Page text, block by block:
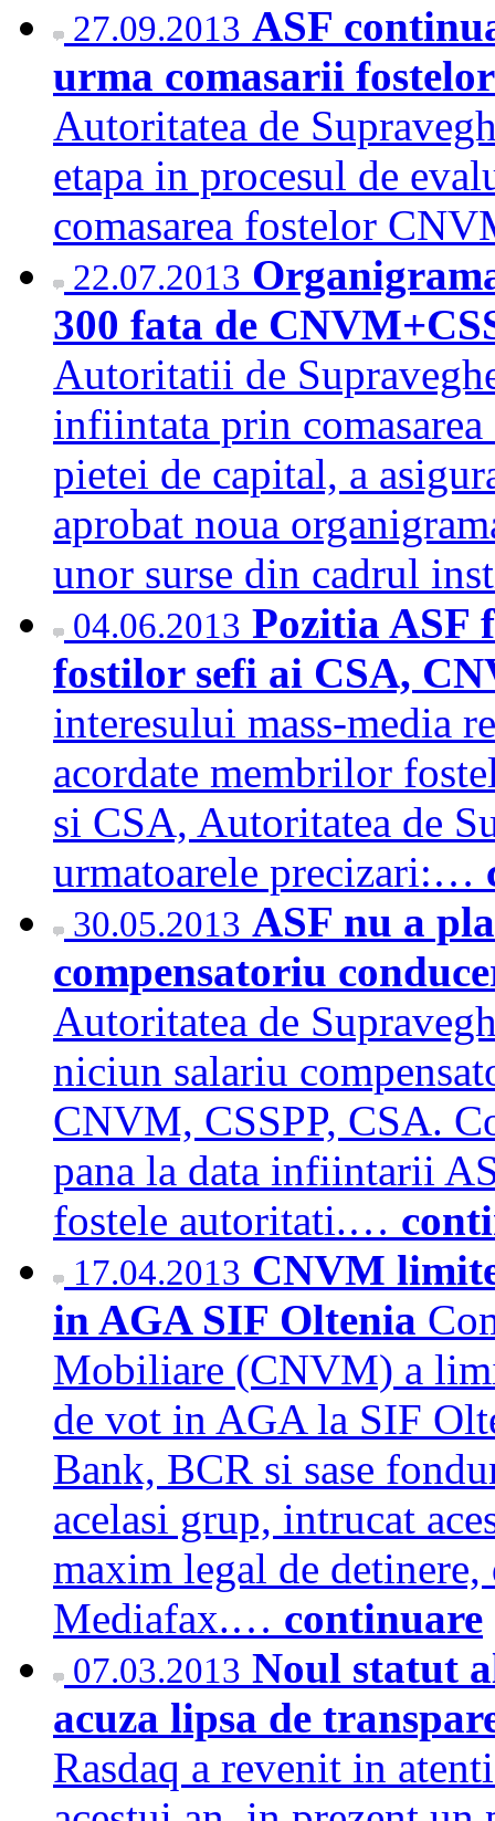
27.09.2013 ASF
urma comasarii
Autoritatea de
etapa in procesul de
comasarea fostelor
22.07.2013
300 fata de
Autoritatii de
infiintata prin
pietei de capital, a
aprobat noua
unor surse din cadrul
04.06.2013 Pozitia ASF
fostilor sefi ai CSA,
interesului mass-media
acordate membrilor
si CSA, Autoritatea de
urmatoarele precizari:…
30.05.2013 ASF nu a
compensatoriu
Autoritatea de
niciun salariu
CNVM, CSSPP, CSA.
pana la data infiintarii
fostele autoritati.…
17.04.2013 CNVM
in AGA SIF Oltenia
Mobiliare (CNVM) a
de vot in AGA la SIF
Bank, BCR si sase
acelasi grup, intrucat
maxim legal de
Mediafax.… continuare
07.03.2013 Noul statut
acuza lipsa de
Rasdaq a revenit in